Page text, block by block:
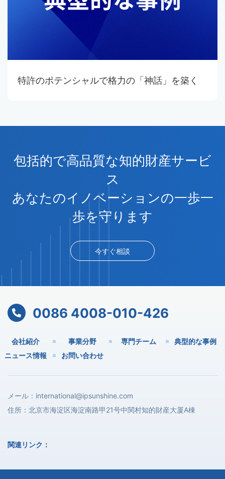
特許のポテンシャルで格力の「神話」を築く
包括的で高品質な知的財産サービ
ス
あなたのイノベーションの一歩一
歩を守ります
今すぐ相談
0086 4008-010-426
会社紹介 事業分野 専門チーム
典型的な事例
ニュース情報
お問い合わせ
メール： international@ipsunshine.com
住所：北京市海淀区海淀南路甲21号中関村知的財産大厦A棟
関連リンク：